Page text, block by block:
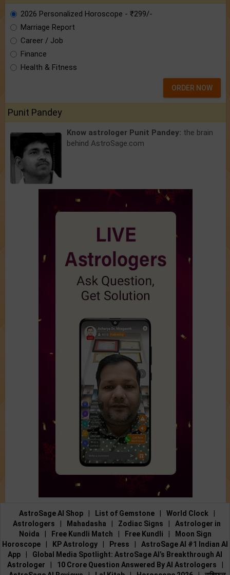
2026 Personalized Horoscope - ₹299/-
Marriage Report
Career / Job
Finance
Health & Fitness
ORDER NOW
Punit Pandey
Know astrologer Punit Pandey: the brain
behind AstroSage.com
AstroSage AI Shop List of Gemstone World Clock
Astrologers
Mahadasha Zodiac Signs
Astrologer in
Noida
Free Kundli Match Free Kundli
Moon Sign
Horoscope
KP Astrology Press
AstroSage AI #1 Indian AI
App
Global Media Spotlight: AstroSage AI’s Breakthrough AI
Astrologer
10 Crore Question Answered By AI Astrologers